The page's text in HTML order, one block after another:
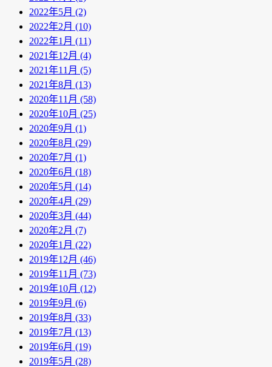
2022年5月 (2)
2022年2月 (10)
2022年1月 (11)
2021年12月 (4)
2021年11月 (5)
2021年8月 (13)
2020年11月 (58)
2020年10月 (25)
2020年9月 (1)
2020年8月 (29)
2020年7月 (1)
2020年6月 (18)
2020年5月 (14)
2020年4月 (29)
2020年3月 (44)
2020年2月 (7)
2020年1月 (22)
2019年12月 (46)
2019年11月 (73)
2019年10月 (12)
2019年9月 (6)
2019年8月 (33)
2019年7月 (13)
2019年6月 (19)
2019年5月 (28)